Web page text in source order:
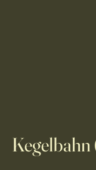
Kegelbahn